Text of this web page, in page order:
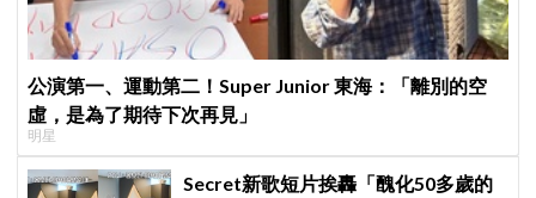
公演第一、運動第二！Super Junior 東海：「離別的空
虛，是為了期待下次再見」
明星
Secret新歌短片挨轟「醜化50多歲的